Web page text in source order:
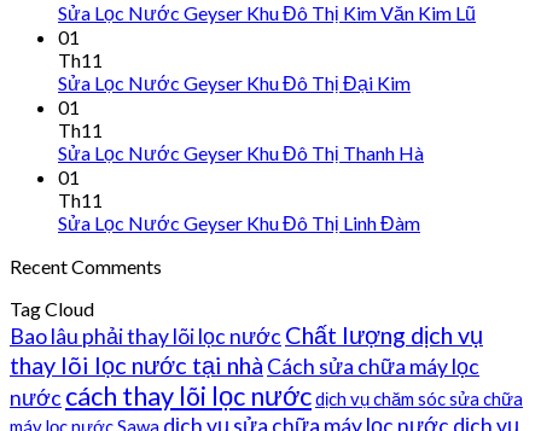
Sửa Lọc Nước Geyser Khu Đô Thị Kim Văn Kim Lũ
01
Th11
Sửa Lọc Nước Geyser Khu Đô Thị Đại Kim
01
Th11
Sửa Lọc Nước Geyser Khu Đô Thị Thanh Hà
01
Th11
Sửa Lọc Nước Geyser Khu Đô Thị Linh Đàm
Recent Comments
Tag Cloud
Bao lâu phải thay lõi lọc nước Chất lượng dịch vụ
thay lõi lọc nước tại nhà Cách sửa chữa máy lọc
nước cách thay lõi lọc nướcdịch vụ chăm sóc sửa chữa
máy lọc nước Sawa dịch vụ sửa chữa máy lọc nước dịch vụ